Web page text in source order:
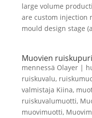
large volume
are custom injection
mould design stage
Muovien
mennessä Olayer|
ruiskuvalu,
valmistaja Kiina,
ruiskuvalumuotti,
muovimuotti,